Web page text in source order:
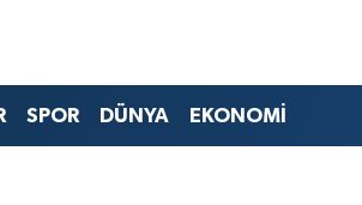
SPOR DÜNYA EKONOMİ